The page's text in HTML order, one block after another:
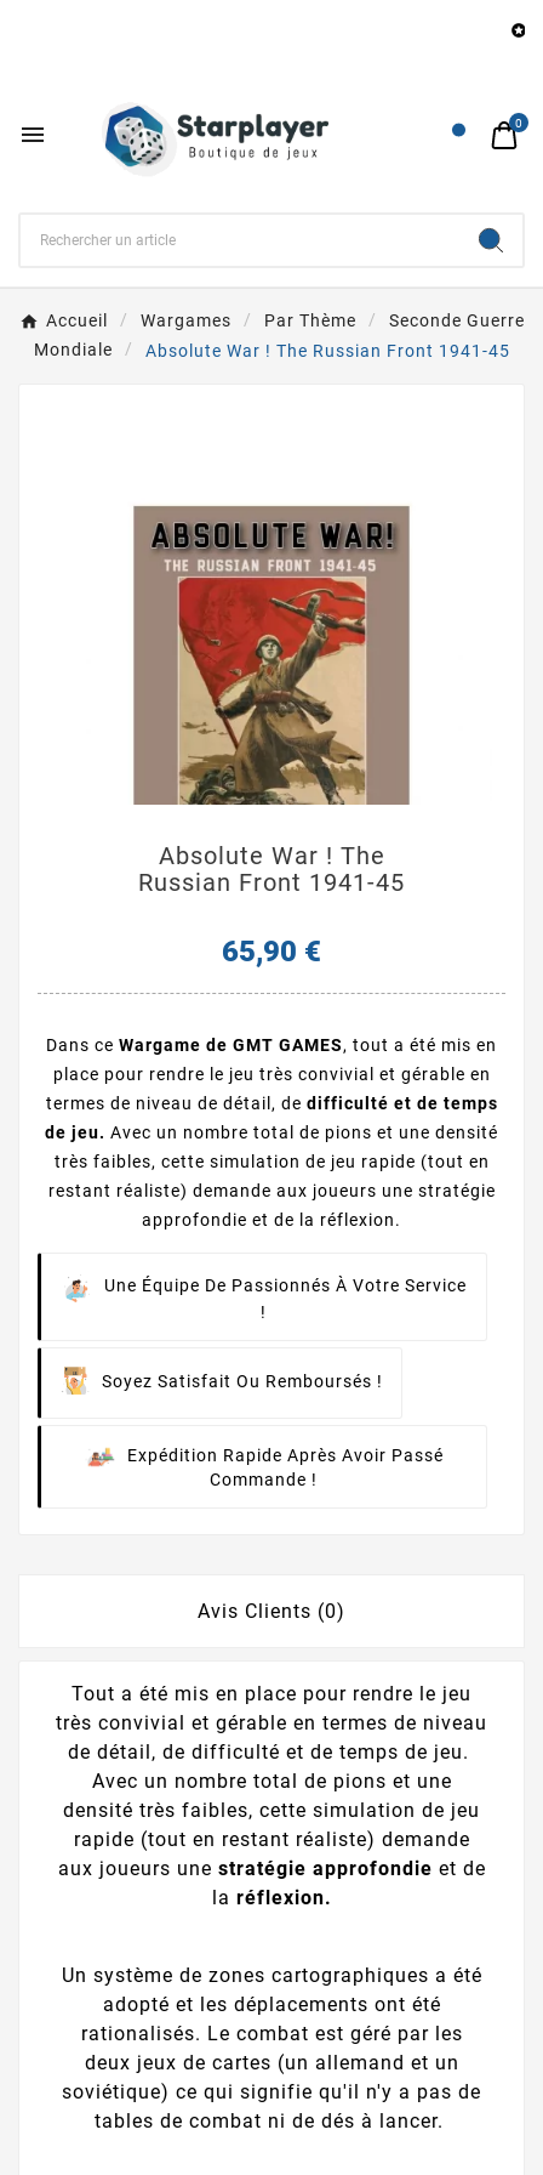

 0
Accueil Wargames Par Thème
Seconde Guerre
Mondiale
Absolute War ! The Russian Front 1941-45
Absolute War ! The
Russian Front 1941-45
65,90 €
Dans ce Wargame de GMT GAMES, tout a été mis en
place pour rendre le jeu très convivial et gérable en
termes de niveau de détail, de difficulté et de temps
de jeu. Avec un nombre total de pions et une densité
très faibles, cette simulation de jeu rapide (tout en
restant réaliste) demande aux joueurs une stratégie
approfondie et de la réflexion.
Une Équipe De Passionnés À Votre Service
!
Soyez Satisfait Ou Remboursés !
Expédition Rapide Après Avoir Passé
Commande !
Avis Clients (0)
Tout a été mis en place pour rendre le jeu
très convivial et gérable en termes de niveau
de détail, de difficulté et de temps de jeu.
Avec un nombre total de pions et une
densité très faibles, cette simulation de jeu
rapide (tout en restant réaliste) demande
aux joueurs une stratégie approfondie et de
la réflexion.
Un système de zones cartographiques a été
adopté et les déplacements ont été
rationalisés. Le combat est géré par les
deux jeux de cartes (un allemand et un
soviétique) ce qui signifie qu'il n'y a pas de
tables de combat ni de dés à lancer.